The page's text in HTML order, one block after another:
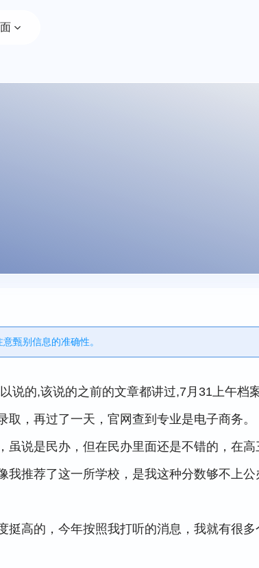
甄别信息的准确性。
说的,该说的之前的文章都讲过,7月31上午档
，再过了一天，官网查到专业是电子商务。
说是民办，但在民办里面还是不错的，在高
我推荐了这一所学校，是我这种分数够不上
挺高的，今年按照我打听的消息，我就有很